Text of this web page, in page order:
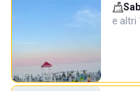
e altri